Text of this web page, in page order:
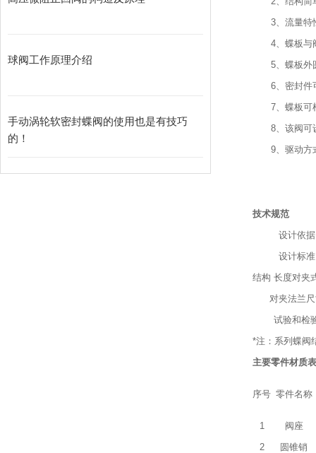
球阀工作原理介绍
手动涡轮软密封蝶阀的使用也是有技巧
的！
3、流量特
4、蝶板与阀
5、蝶板外圆
6、密封件
7、蝶板可根
8、该阀可设
9、驱动方
技术规范
设计依据
设计标准
结构 长度对夹
对夹法兰
试验和检
*注：系列蝶阀
主要零件材质表
序号 零件名称
1
阀座
2
圆锥销